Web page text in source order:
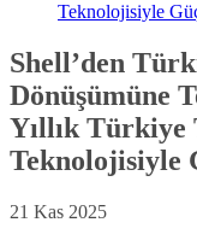
Teknolojisiyle
Shell’den
Dönüşümüne
Yıllık
Teknolojisiyle
21 Kas 2025